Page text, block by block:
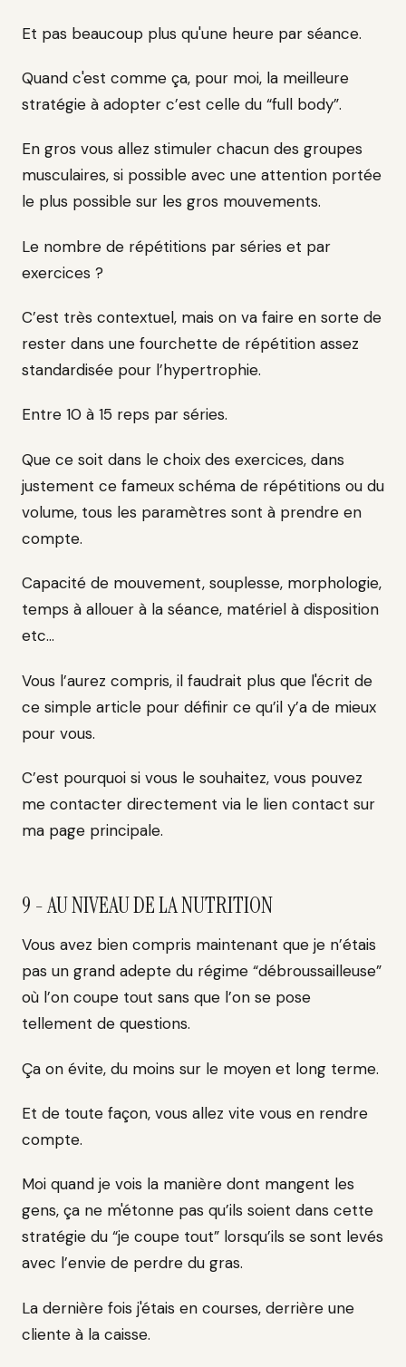
Et pas beaucoup plus qu'une heure par séance.
Quand c'est comme ça, pour moi, la meilleure
stratégie à adopter c’est celle du “full body”.
En gros vous allez stimuler chacun des groupes
musculaires, si possible avec une attention portée
le plus possible sur les gros mouvements.
Le nombre de répétitions par séries et par
exercices ?
C’est très contextuel, mais on va faire en sorte de
rester dans une fourchette de répétition assez
standardisée pour l’hypertrophie.
Entre 10 à 15 reps par séries.
Que ce soit dans le choix des exercices, dans
justement ce fameux schéma de répétitions ou du
volume, tous les paramètres sont à prendre en
compte.
Capacité de mouvement, souplesse, morphologie,
temps à allouer à la séance, matériel à disposition
etc…
Vous l’aurez compris, il faudrait plus que l'écrit de
ce simple article pour définir ce qu’il y’a de mieux
pour vous.
C’est pourquoi si vous le souhaitez, vous pouvez
me contacter directement via le lien contact sur
ma page principale.
9 - AU NIVEAU DE LA NUTRITION
Vous avez bien compris maintenant que je n’étais
pas un grand adepte du régime “débroussailleuse”
où l’on coupe tout sans que l’on se pose
tellement de questions.
Ça on évite, du moins sur le moyen et long terme.
Et de toute façon, vous allez vite vous en rendre
compte.
Moi quand je vois la manière dont mangent les
gens, ça ne m'étonne pas qu’ils soient dans cette
stratégie du “je coupe tout” lorsqu’ils se sont levés
avec l’envie de perdre du gras.
La dernière fois j'étais en courses, derrière une
cliente à la caisse.